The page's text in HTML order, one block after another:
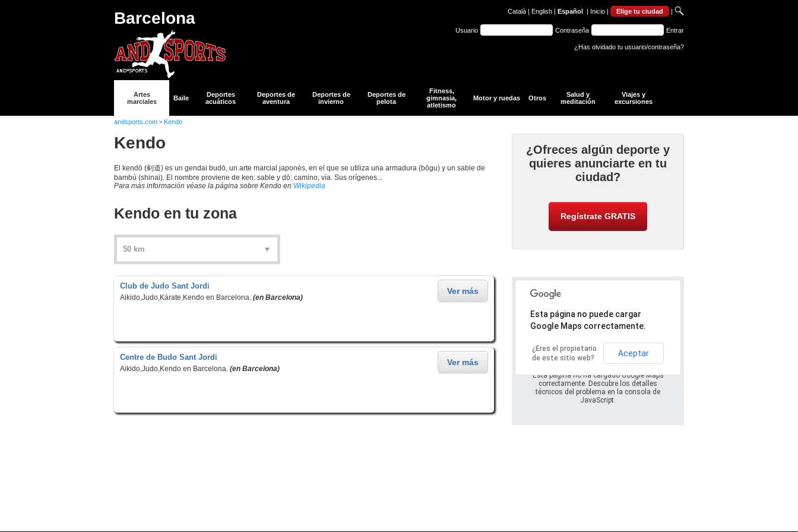
Barcelona Català | English | Español | Inicio | Elige tu ciudad |
Usuario Contraseña Entrar
¿Has olvidado tu usuario/contraseña?
Artes
marciales
Baile
Deportes
acuáticos
Deportes de
aventura
Deportes de
invierno
Deportes de
pelota
Fitness,
gimnasia,
atletismo
Motor y ruedas Otros
Salud y
meditación
Viajes y
excursiones
andsports.com > Kendo
Kendo
El kendō (剣道) es un gendai budō, un arte marcial japonés, en el que se utiliza una armadura (bōgu) y un sable de
bambú (shinai). El nombre proviene de ken: sable y dō: camino, vía. Sus orígenes...
Para más información véase la página sobre Kendo en Wikipedia
¿Ofreces algún deporte y
quieres anunciarte en tu
ciudad?
Regístrate GRATIS
Se ha producido un
error.
Esta página no ha cargado Google Maps
correctamente. Descubre los detalles
técnicos del problema en la consola de
JavaScript.
Esta página no puede cargar
Google Maps correctamente.
¿Eres el propietario
de este sitio web?
Aceptar
Kendo en tu zona
Club de Judo Sant Jordi
Aikido,Judo,Kárate,Kendo en Barcelona. (en Barcelona)
Ver más
Centre de Budo Sant Jordi
Aikido,Judo,Kendo en Barcelona. (en Barcelona)
Ver más